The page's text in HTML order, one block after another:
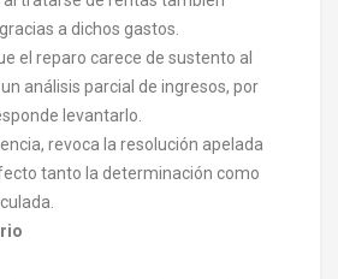
a dichos gastos.
el reparo carece de sustento al
análisis parcial de ingresos, por
levantarlo.
revoca la resolución apelada
tanto la determinación como